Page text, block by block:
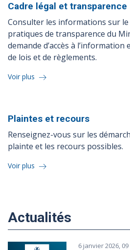
Cadre légal et transparence
Consulter les informations sur le
pratiques de transparence du
demande d’accès à
de lois et de règlements.
Voir plus
Plaintes et recours
Renseignez-vous sur les
plainte et les recours possibles.
Voir plus
Actualités
6 janvier 2026, 09